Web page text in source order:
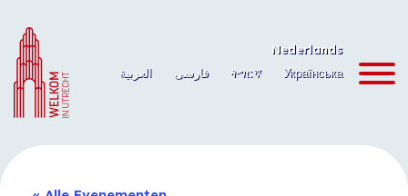
naar
de
inhoud
Nederlands
العربية
فارسی ትግርኛ Українська